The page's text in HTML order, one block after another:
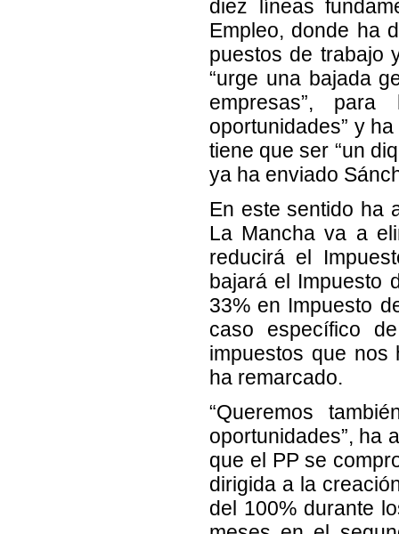
diez líneas
Empleo, donde ha
puestos de trabajo
“urge una bajada
empresas”,
oportunidades” y
tiene que ser “un
ya ha enviado
En este sentido ha
La Mancha va a
reducirá el
bajará el Impuesto
33% en Impuesto
caso específico
impuestos que nos
ha remarcado.
“Queremos
oportunidades”, ha
que el PP se
dirigida a la
del 100% durante